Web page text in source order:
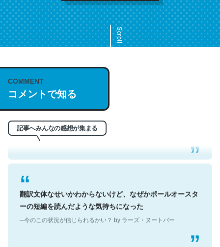
Scroll
COMMENT
コメントで知る
記事へみんなの感想が集まる
これは名文。彼はとてもクレバーなんだろうなと凄く思
う。英語少しでも読める人は原文もお勧め。自分はこの流
れ好き。Let’s Fucking Go. Then Covid hit. Shit.
─今のこの状況が信じられるかい？ by ラーズ・ヌートバー
翻訳文体なせいかわからないけど、なぜかポールオースタ
ーの短編を読んだような気持ちになった